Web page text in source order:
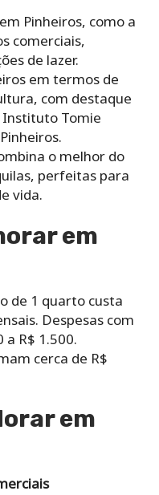
Pinheiros, como a
comerciais,
de lazer.
em termos de
com destaque
Instituto Tomie
o melhor do
perfeitas para
vida.
em
de 1 quarto custa
Despesas com
R$ 1.500.
cerca de R$
em